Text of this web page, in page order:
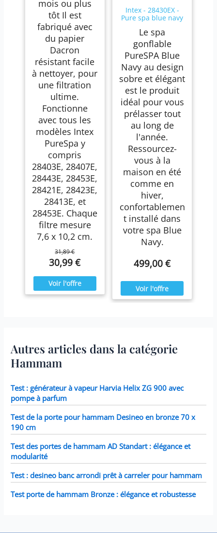
mois ou plus
tôt Il est
fabriqué avec
du papier
Dacron
résistant facile
à nettoyer, pour
une filtration
ultime.
Fonctionne
avec tous les
modèles Intex
PureSpa y
compris
28403E, 28407E,
28443E, 28453E,
28421E, 28423E,
28413E, et
28453E. Chaque
filtre mesure
7,6 x 10,2 cm.
31,89 €
30,99 €
Intex - 28430EX -
Pure spa blue navy
Le spa
gonflable
PureSPA Blue
Navy au design
sobre et élégant
est le produit
idéal pour vous
prélasser tout
au long de
l'année.
Ressourcez-
vous à la
maison en été
comme en
hiver,
confortablemen
t installé dans
votre spa Blue
Navy.
499,00 €
Autres articles dans la catégorie
Hammam
Test : générateur à vapeur Harvia Helix ZG 900 avec
pompe à parfum
Test de la porte pour hammam Desineo en bronze 70 x
190 cm
Test des portes de hammam AD Standart : élégance et
modularité
Test : desineo banc arrondi prêt à carreler pour hammam
Test porte de hammam Bronze : élégance et robustesse